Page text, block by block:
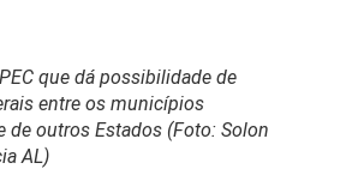
que dá possibilidade de
entre os municípios
de outros Estados (Foto: Solon
AL)